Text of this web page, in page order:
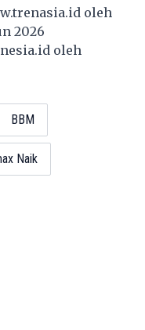
oleh
2026
oleh
BBM
Naik